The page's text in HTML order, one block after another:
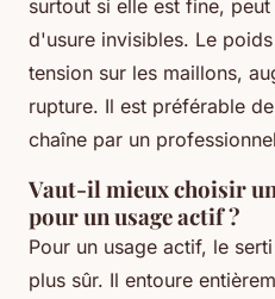
surtout si elle est fine,
d'usure invisibles. Le
tension sur les maillons,
rupture. Il est préférable
chaîne par un
Vaut-il mieux choisir
pour un usage actif ?
Pour un usage actif, le
plus sûr. Il entoure